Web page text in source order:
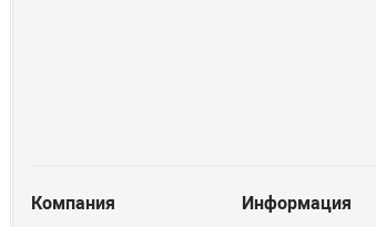
Компания Информация